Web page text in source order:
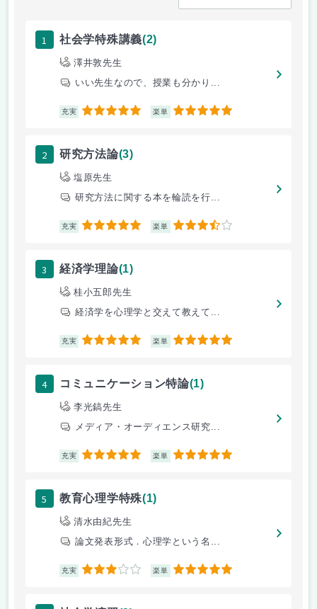
1 社会学特殊講義(2)
澤井敦先生
いい先生なので、授業も分かり...
充実 5 楽単 5
2 研究方法論(3)
塩原先生
研究方法に関する本を輪読を行...
充実 5 楽単 3.5
3 経済学理論(1)
桂小五郎先生
経済学を心理学と交えて教えて...
充実 5 楽単 5
4 コミュニケーション特論(1)
李光鎬先生
メディア・オーディエンス研究...
充実 5 楽単 5
5 教育心理学特殊(1)
清水由紀先生
論文発表形式．心理学という名...
充実 3 楽単 5